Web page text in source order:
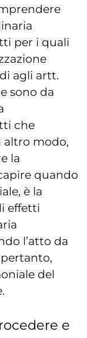
per i quali
agli artt.
sono da
che
altro modo,
la
quando
è la
effetti
l’atto da
del
e